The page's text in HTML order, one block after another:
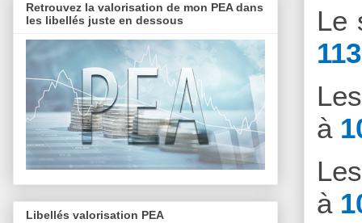
Le
à
à
Retrouvez la valorisation de mon PEA dans
les libellés juste en dessous
Libellés valorisation PEA